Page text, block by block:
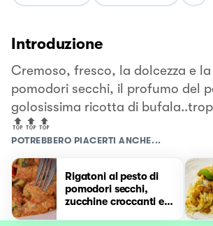
Introduzione
Cremoso, fresco, la dolcezza e
pomodori secchi, il profumo del
golosissima ricotta di
🔝🔝🔝
POTREBBERO PIACERTI ANCHE...
Rigatoni al pesto di
pomodori secchi,
zucchine croccanti e